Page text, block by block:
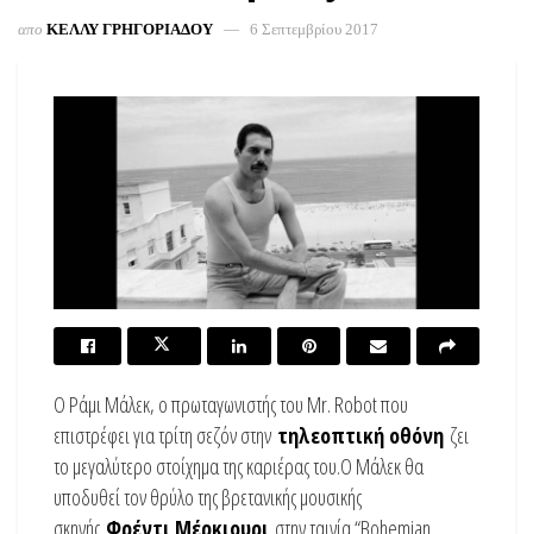
απο ΚΕΛΛΥ ΓΡΗΓΟΡΙΑΔΟΥ 6 Σεπτεμβρίου 2017
Ο Ράμι Μάλεκ, ο πρωταγωνιστής του Mr. Robot που
επιστρέφει για τρίτη σεζόν στην τηλεοπτική οθόνη ζει
το μεγαλύτερο στοίχημα της καριέρας του.Ο Μάλεκ θα
υποδυθεί τον θρύλο της βρετανικής μουσικής
σκηνής Φρέντι Μέρκιουρι στην ταινία “Bohemian